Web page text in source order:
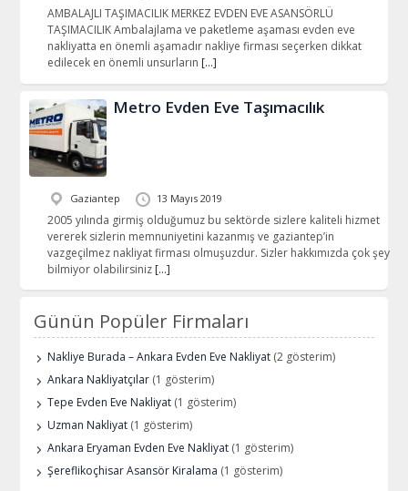
AMBALAJLI TAŞIMACILIK MERKEZ EVDEN EVE ASANSÖRLÜ
TAŞIMACILIK Ambalajlama ve paketleme aşaması evden eve
nakliyatta en önemli aşamadır nakliye firması seçerken dikkat
edilecek en önemli unsurların […]
Metro Evden Eve Taşımacılık
Gaziantep 13 Mayıs 2019
2005 yılında girmiş olduğumuz bu sektörde sizlere kaliteli hizmet
vererek sizlerin memnuniyetini kazanmış ve gaziantep’in
vazgeçilmez nakliyat firması olmuşuzdur. Sizler hakkımızda çok şey
bilmiyor olabilirsiniz […]
Günün Popüler Firmaları
Nakliye Burada – Ankara Evden Eve Nakliyat (2 gösterim)
Ankara Nakliyatçılar (1 gösterim)
Tepe Evden Eve Nakliyat (1 gösterim)
Uzman Nakliyat (1 gösterim)
Ankara Eryaman Evden Eve Nakliyat (1 gösterim)
Şereflikoçhisar Asansör Kiralama (1 gösterim)